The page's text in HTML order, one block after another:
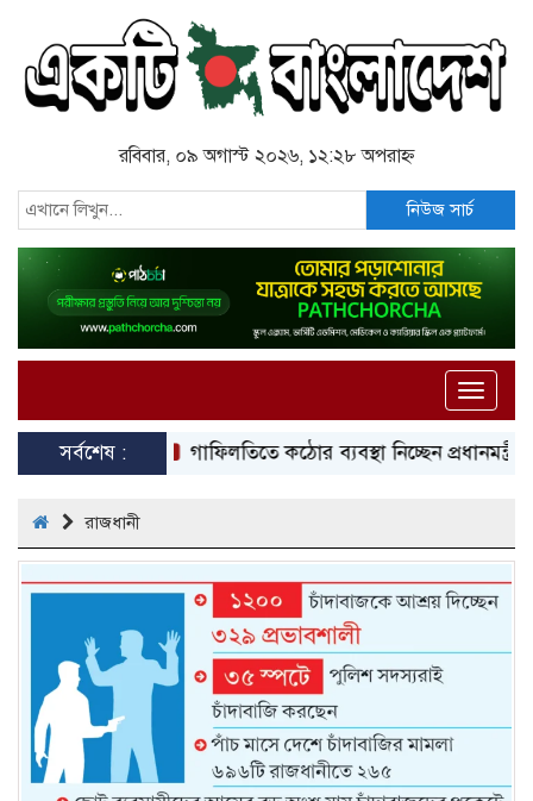
রবিবার, ০৯ অগাস্ট ২০২৬, ১২:২৮ অপরাহ্ন
নিউজ সার্চ
Toggle
সর্বশেষ :
গাফিলতিতে কঠোর ব্যবস্থা নিচ্ছেন প্রধানমন্ত্রী: রিজভী
রাজধানী